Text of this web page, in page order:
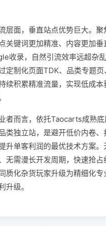
层面，垂直站点优势巨大。聚
关键词更加精准、内容更加垂
收录，自然引流效率远超杂
定制化页面TDK、品类专题页
续积累精准流量，实现低成本
者而言，依托Taocarts成熟
类独立站，是避开低价内卷、
升单客利润的最优技术方案。
无需漫长开发周期，快速抢占
质化杂货玩家升级为精细化专
升级。